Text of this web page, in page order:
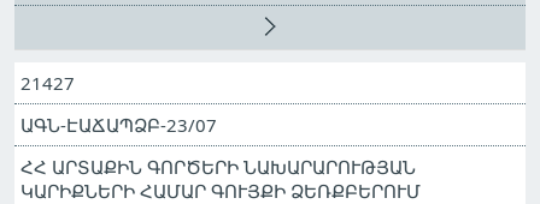
21427
ԱԳՆ-ԷԱՃԱՊՁԲ-23/07
ՀՀ ԱՐՏԱՔԻՆ ԳՈՐԾԵՐԻ ՆԱԽԱՐԱՐՈՒԹՅԱՆ
ԿԱՐԻՔՆԵՐԻ ՀԱՄԱՐ ԳՈՒՅՔԻ ՁԵՌՔԲԵՐՈՒՄ